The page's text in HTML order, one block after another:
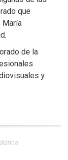
que
María
de la
y